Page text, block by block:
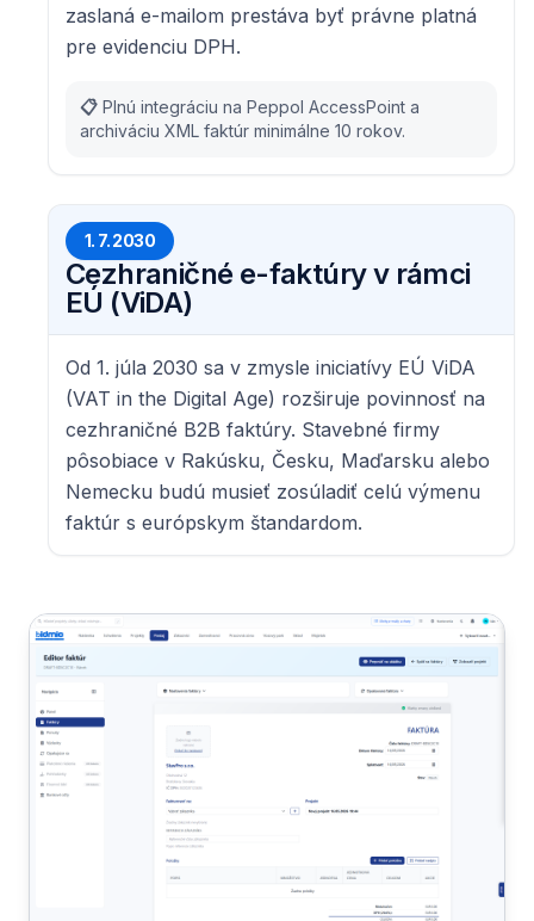
zaslaná e-mailom prestáva byť právne platná
pre evidenciu DPH.
📋 Plnú integráciu na Peppol AccessPoint a
archiváciu XML faktúr minimálne 10 rokov.
1. 7. 2030
Cezhraničné e-faktúry v rámci
EÚ (ViDA)
Od 1. júla 2030 sa v zmysle iniciatívy EÚ ViDA
(VAT in the Digital Age) rozširuje povinnosť na
cezhraničné B2B faktúry. Stavebné firmy
pôsobiace v Rakúsku, Česku, Maďarsku alebo
Nemecku budú musieť zosúladiť celú výmenu
faktúr s európskym štandardom.